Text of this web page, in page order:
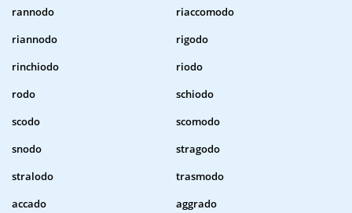
rannodo
riaccomodo
riannodo
rigodo
rinchiodo
riodo
rodo
schiodo
scodo
scomodo
snodo
stragodo
stralodo
trasmodo
accado
aggrado